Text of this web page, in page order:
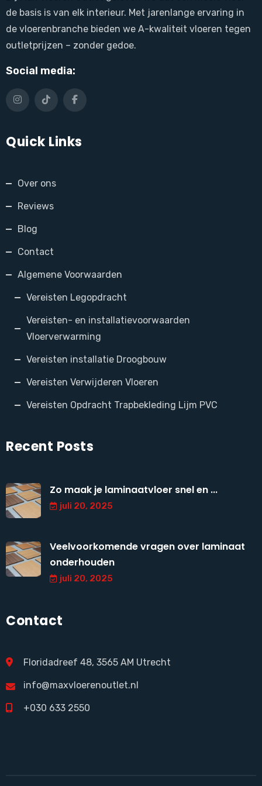
de basis is van elk interieur. Met jarenlange ervaring in
de vloerenbranche bieden we A-kwaliteit vloeren tegen
outletprijzen – zonder gedoe.
Social media:
Quick Links
Over ons
Reviews
Blog
Contact
Algemene Voorwaarden
Vereisten Legopdracht
Vereisten- en installatievoorwaarden
Vloerverwarming
Vereisten installatie Droogbouw
Vereisten Verwijderen Vloeren
Vereisten Opdracht Trapbekleding Lijm PVC
Recent Posts
Zo maak je laminaatvloer snel en ...
juli 20, 2025
Veelvoorkomende vragen over laminaat
onderhouden
juli 20, 2025
Contact
Floridadreef 48, 3565 AM Utrecht
info@maxvloerenoutlet.nl
+030 633 2550